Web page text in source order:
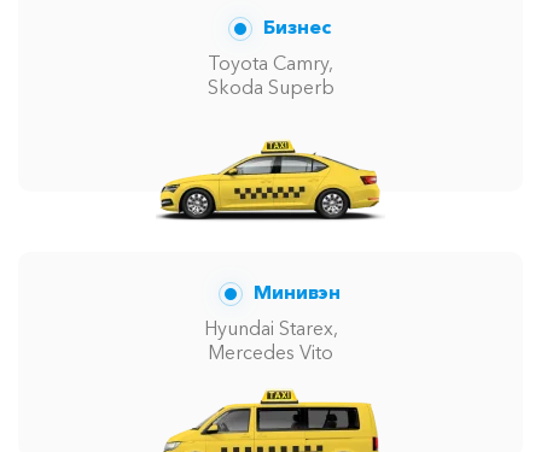
Бизнес
Toyota Camry,
Skoda Superb
Минивэн
Hyundai Starex,
Mercedes Vito